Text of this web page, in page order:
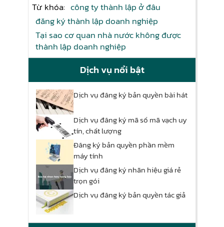
Từ khóa: công ty thành lập ở đâu
đăng ký thành lập doanh nghiệp
Tại sao cơ quan nhà nước không được
thành lập doanh nghiệp
Dịch vụ nổi bật
Dịch vụ đăng ký bản quyền bài hát
Dịch vụ đăng ký mã số mã vạch uy
tín, chất lượng
Đăng ký bản quyền phần mềm
máy tính
Dịch vụ đăng ký nhãn hiệu giá rẻ
trọn gói
Dịch vụ đăng ký bản quyền tác giả